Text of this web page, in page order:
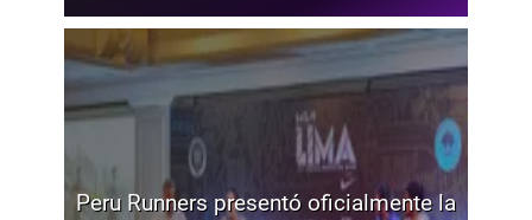
Peru Runners presentó oficialmente la